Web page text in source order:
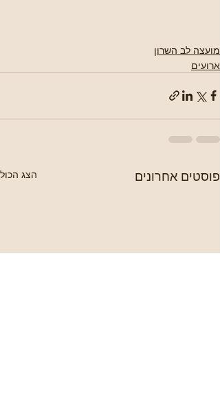
מועצה לב השרון
ארועים
פוסטים אחרונים הצג הכול